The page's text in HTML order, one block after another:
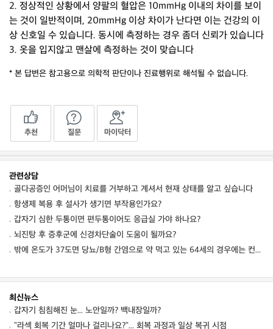
2. 정상적인 상황에서 양팔의 혈압은 10mmHg 이내의 차이를 보이
는 것이 일반적이며, 20mmHg 이상 차이가 난다면 이는 건강의 이
상 신호일 수 있습니다. 동시에 측정하는 경우 좀더 신뢰가 있습니다
3. 옷을 입지않고 맨살에 측정하는 것이 맞습니다
* 본 답변은 참고용으로 의학적 판단이나 진료행위로 해석될 수 없습니다.
추천 질문 마이닥터
관련상담
골다공증인 어머님이 치료를 거부하고 계셔서 현재 상태를 알고 싶습니다
항생제 복용 후 설사가 생기면 부작용인가요?
갑자기 심한 두통이면 편두통이어도 응급실 가야 하나요?
뇌진탕 후 증후군에 신경차단술이 도움이 될까요?
밖에 온도가 37도면 당뇨/B형 간염으로 약 먹고 있는 64세의 경우에는 컨디션 저하를 동
최신뉴스
갑자기 침침해진 눈... 노안일까? 백내장일까?
"라섹 회복 기간 얼마나 걸리나요?"... 회복 과정과 일상 복귀 시점